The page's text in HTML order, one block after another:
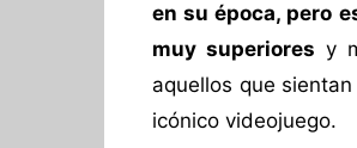
en su época, pero
muy superiores y
aquellos que
icónico videojuego.